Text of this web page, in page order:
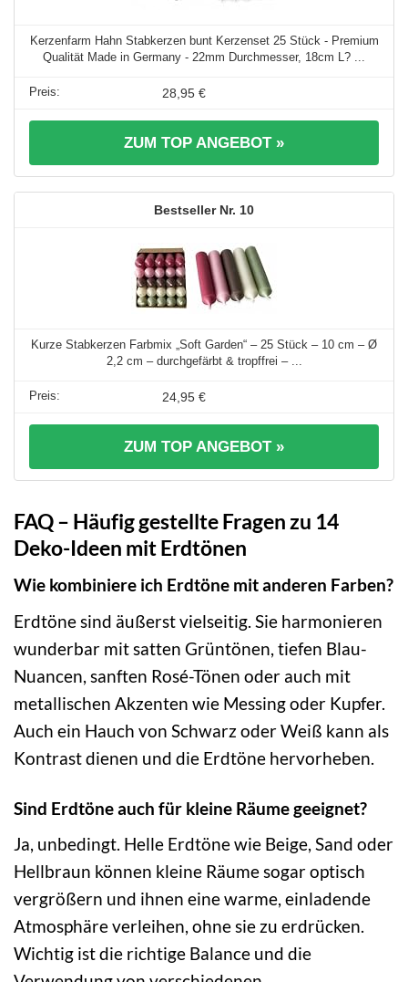
Kerzenfarm Hahn Stabkerzen bunt Kerzenset 25 Stück - Premium
Qualität Made in Germany - 22mm Durchmesser, 18cm L? ...
28,95 €
ZUM TOP ANGEBOT »
10
Kurze Stabkerzen Farbmix „Soft Garden“ – 25 Stück – 10 cm – Ø
2,2 cm – durchgefärbt & tropffrei – ...
24,95 €
ZUM TOP ANGEBOT »
FAQ – Häufig gestellte Fragen zu 14
Deko-Ideen mit Erdtönen
Wie kombiniere ich Erdtöne mit anderen Farben?
Erdtöne sind äußerst vielseitig. Sie harmonieren
wunderbar mit satten Grüntönen, tiefen Blau-
Nuancen, sanften Rosé-Tönen oder auch mit
metallischen Akzenten wie Messing oder Kupfer.
Auch ein Hauch von Schwarz oder Weiß kann als
Kontrast dienen und die Erdtöne hervorheben.
Sind Erdtöne auch für kleine Räume geeignet?
Ja, unbedingt. Helle Erdtöne wie Beige, Sand oder
Hellbraun können kleine Räume sogar optisch
vergrößern und ihnen eine warme, einladende
Atmosphäre verleihen, ohne sie zu erdrücken.
Wichtig ist die richtige Balance und die